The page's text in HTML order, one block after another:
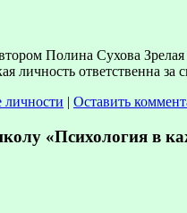
Полина Сухова
личность ответственна
личности | Оставить
«Психология в